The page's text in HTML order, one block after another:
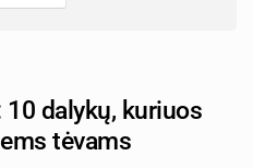
dalykų, kuriuos
tėvams